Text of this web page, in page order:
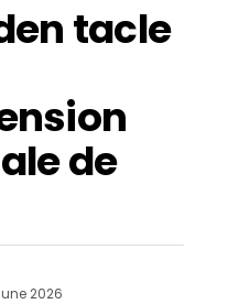
tacle
de
2026